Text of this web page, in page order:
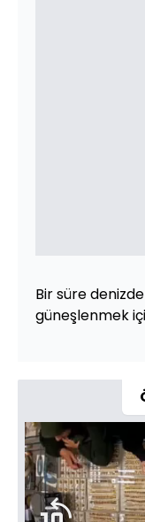
Bir süre
güneşlenmek